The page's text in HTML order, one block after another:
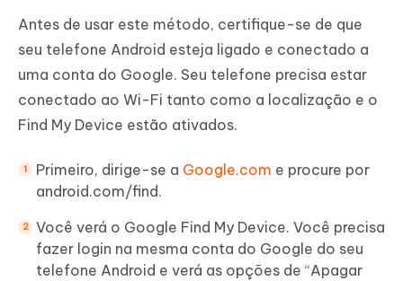
Antes de usar este método, certifique-se de que
seu telefone Android esteja ligado e conectado a
uma conta do Google. Seu telefone precisa estar
conectado ao Wi-Fi tanto como a localização e o
Find My Device estão ativados.
Primeiro, dirige-se a Google.com e procure por
android.com/find.
Você verá o Google Find My Device. Você precisa
fazer login na mesma conta do Google do seu
telefone Android e verá as opções de “Apagar